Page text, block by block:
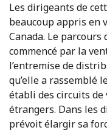
Les dirigeants de
beaucoup appris en
Canada. Le parcours
commencé par la
l’entremise de
qu’elle a rassemblé
établi des circuits de
étrangers. Dans les
prévoit élargir sa